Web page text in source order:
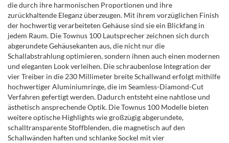
die durch ihre harmonischen Proportionen und ihre
zurückhaltende Eleganz überzeugen. Mit ihrem vorzüglichen Finish
der hochwertig verarbeiteten Gehäuse sind sie ein Blickfang in
jedem Raum. Die Townus 100 Lautsprecher zeichnen sich durch
abgerundete Gehäusekanten aus, die nicht nur die
Schallabstrahlung optimieren, sondern ihnen auch einen modernen
und eleganten Look verleihen. Die schraubenlose Integration der
vier Treiber in die 230 Millimeter breite Schallwand erfolgt mithilfe
hochwertiger Aluminiumringe, die im Seamless-Diamond-Cut
Verfahren gefertigt werden. Dadurch entsteht eine nahtlose und
ästhetisch ansprechende Optik. Die Townus 100 Modelle bieten
weitere optische Highlights wie großzügig abgerundete,
schalltransparente Stoffblenden, die magnetisch auf den
Schallwänden haften und schlanke Sockel mit vier